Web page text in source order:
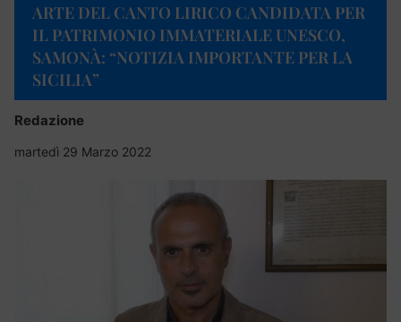
ARTE DEL CANTO LIRICO CANDIDATA PER
IL PATRIMONIO IMMATERIALE UNESCO,
SAMONÀ: “NOTIZIA IMPORTANTE PER LA
SICILIA”
Redazione
martedì 29 Marzo 2022